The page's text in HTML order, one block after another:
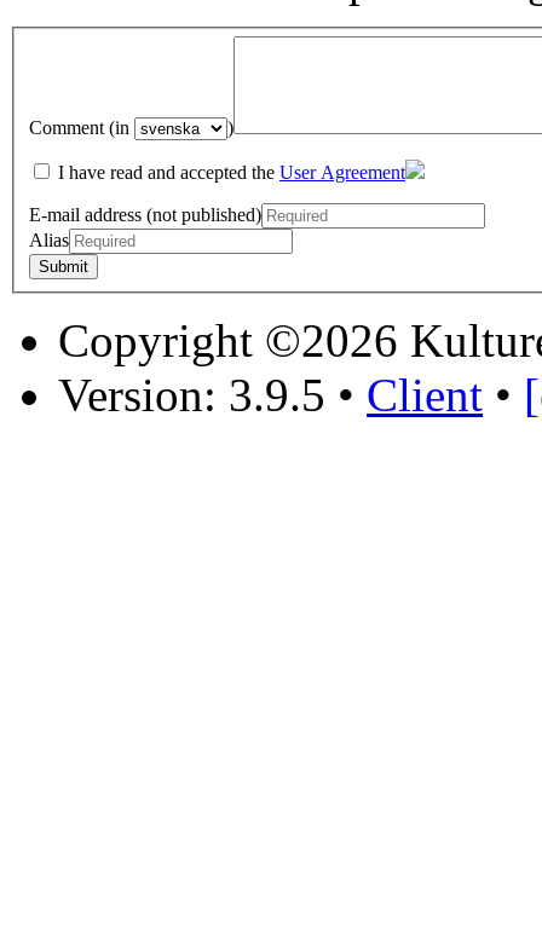
Comment (in )
I have read and accepted the User Agreement
E-mail address (not published)
Alias
Copyright ©2026
Version: 3.9.5 • Client •